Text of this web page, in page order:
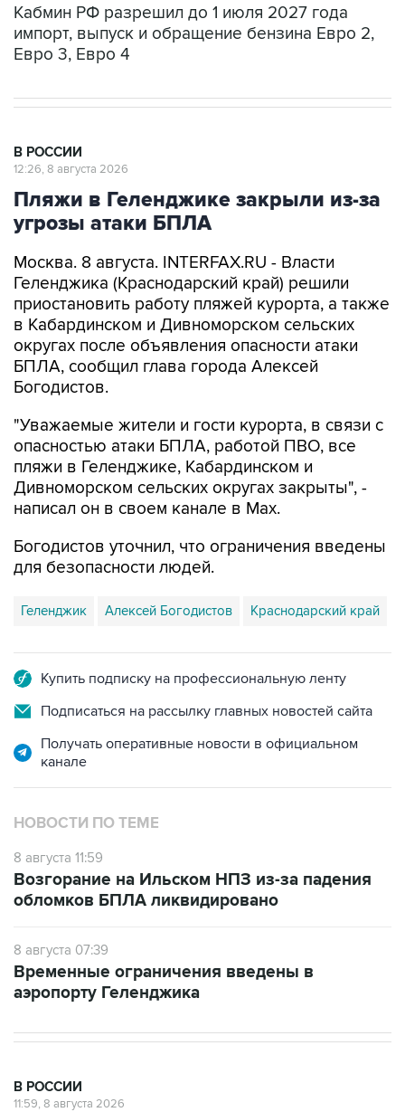
Кабмин РФ разрешил до 1 июля 2027 года
импорт, выпуск и обращение бензина Евро 2,
Евро 3, Евро 4
В РОССИИ
12:26, 8 августа 2026
Пляжи в Геленджике закрыли из-за
угрозы атаки БПЛА
Москва. 8 августа. INTERFAX.RU - Власти
Геленджика (Краснодарский край) решили
приостановить работу пляжей курорта, а также
в Кабардинском и Дивноморском сельских
округах после объявления опасности атаки
БПЛА, сообщил глава города Алексей
Богодистов.
"Уважаемые жители и гости курорта, в связи с
опасностью атаки БПЛА, работой ПВО, все
пляжи в Геленджике, Кабардинском и
Дивноморском сельских округах закрыты", -
написал он в своем канале в Max.
Богодистов уточнил, что ограничения введены
для безопасности людей.
Геленджик Алексей Богодистов Краснодарский край
Купить подписку на профессиональную ленту
Подписаться на рассылку главных новостей сайта
Получать оперативные новости в официальном
канале
НОВОСТИ ПО ТЕМЕ
8 августа 11:59
Возгорание на Ильском НПЗ из-за падения
обломков БПЛА ликвидировано
8 августа 07:39
Временные ограничения введены в
аэропорту Геленджика
В РОССИИ
11:59, 8 августа 2026